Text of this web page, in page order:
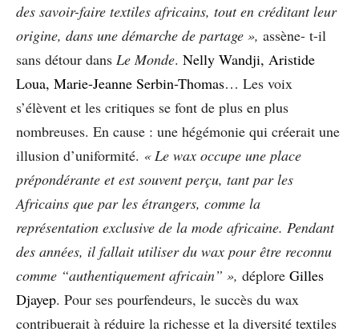
des savoir-faire textiles africains, tout en créditant leur
origine, dans une démarche de partage », assène- t-il
sans détour dans Le Monde. Nelly Wandji, Aristide
Loua, Marie-Jeanne Serbin-Thomas… Les voix
s’élèvent et les critiques se font de plus en plus
nombreuses. En cause : une hégémonie qui créerait une
illusion d’uniformité. « Le wax occupe une place
prépondérante et est souvent perçu, tant par les
Africains que par les étrangers, comme la
représentation exclusive de la mode africaine. Pendant
des années, il fallait utiliser du wax pour être reconnu
comme “authentiquement africain” », déplore Gilles
Djayep. Pour ses pourfendeurs, le succès du wax
contribuerait à réduire la richesse et la diversité textiles